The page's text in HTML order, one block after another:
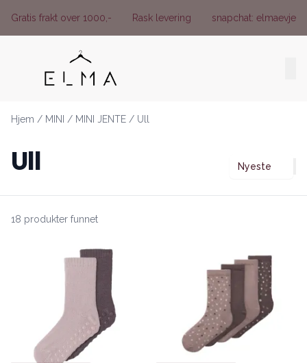
Gratis frakt over 1000,- Rask levering snapchat: elmaevje
Hjem / MINI / MINI JENTE / Ull
Ull Nyeste
18 produkter funnet